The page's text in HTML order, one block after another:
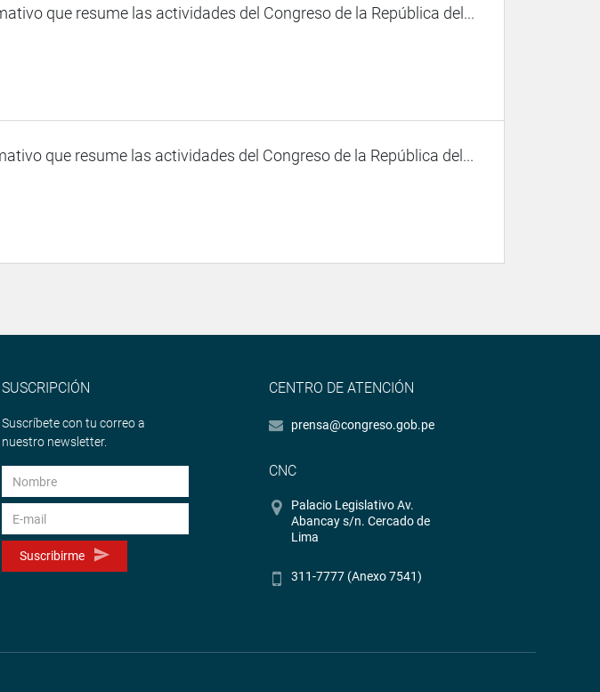
que resume las actividades del Congreso de la República del...
que resume las actividades del Congreso de la República del...
SUSCRIPCIÓN
Suscríbete con tu correo a
nuestro newsletter.
Suscribirme
CENTRO DE ATENCIÓN
prensa@congreso.gob.pe
CNC
Palacio Legislativo Av.
Abancay s/n. Cercado de
Lima
311-7777 (Anexo 7541)